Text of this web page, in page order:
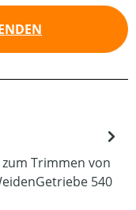
Trimmen von
540